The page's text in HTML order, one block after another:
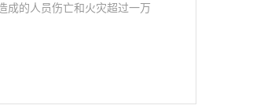
成的人员伤亡和火灾超过一万